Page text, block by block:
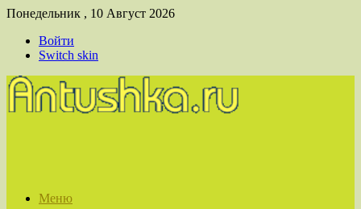
Понедельник , 10 Август 2026
Войти
Switch skin
Меню